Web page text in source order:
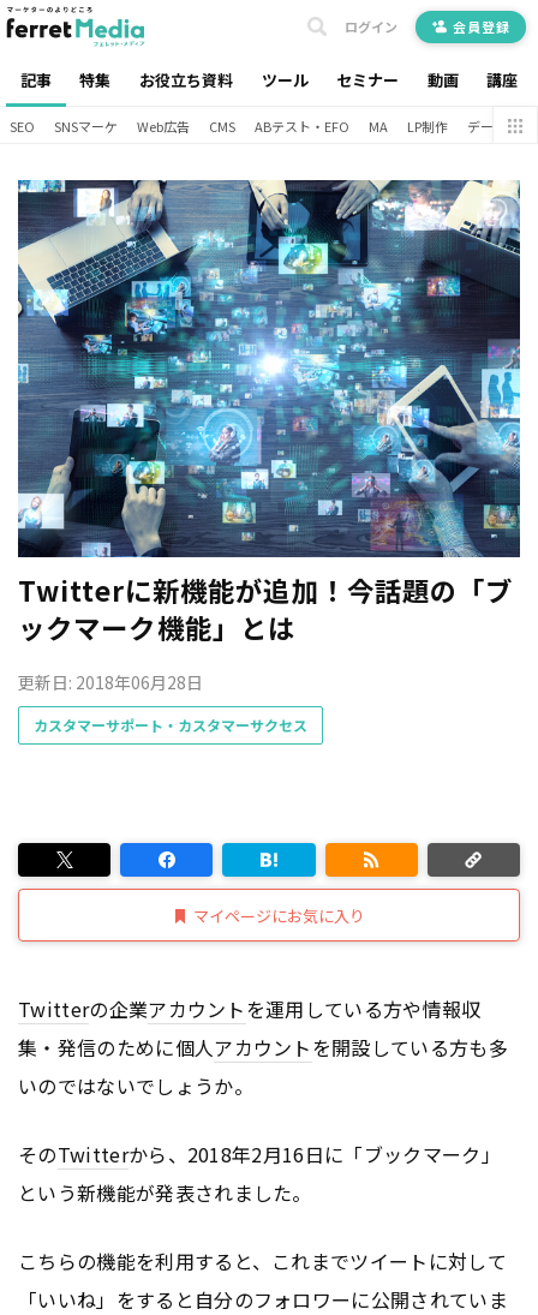
記事 特集 お役立ち資料 ツール セミナー 動画 講座
ログイン 会員登録
SEO SNSマーケ Web広告 CMS ABテスト・EFO MA LP制作 データ分析
Twitterに新機能が追加！今話題の「ブ
ックマーク機能」とは
更新日: 2018年06月28日
カスタマーサポート・カスタマーサクセス
マイページにお気に入り
Twitterの企業アカウントを運用している方や情報収
集・発信のために個人アカウントを開設している方も多
いのではないでしょうか。
そのTwitterから、2018年2月16日に「ブックマーク」
という新機能が発表されました。
こちらの機能を利用すると、これまでツイートに対して
「いいね」をすると自分のフォロワーに公開されていま